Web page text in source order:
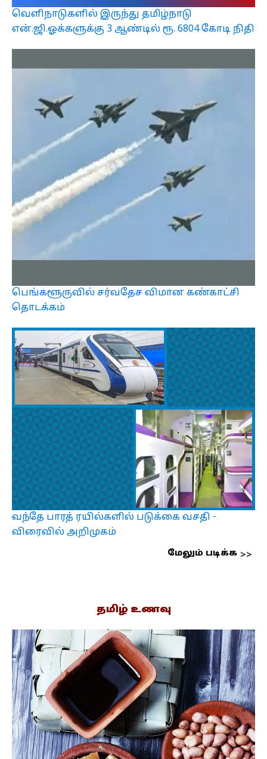
வெளிநாடுகளில் இருந்து தமிழ்நாடு
என்.ஜி.ஓக்களுக்கு 3 ஆண்டில் ரூ. 6804 கோடி நிதி
பெங்களூருவில் சர்வதேச விமான கண்காட்சி
தொடக்கம்
வந்தே பாரத் ரயில்களில் படுக்கை வசதி -
விரைவில் அறிமுகம்
மேலும் படிக்க
தமிழ் உணவு